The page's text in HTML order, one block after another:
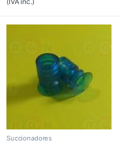
Succionadores